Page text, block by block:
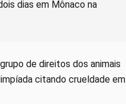
dias em Mônaco na
de direitos dos animais
citando crueldade em